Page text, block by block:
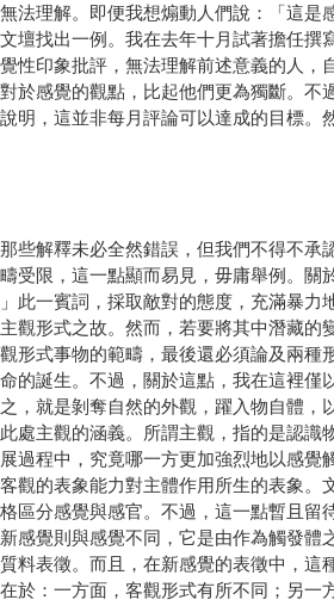
理解。即便我想煽動人們說：「這是
找出一例。我在去年十月試著擔任撰
印象批評，無法理解前述意義的人，
感覺的觀點，比起他們更為獨斷。不
，這並非每月評論可以達成的目標。
解釋未必全然錯誤，但我們不得不承
限，這一點顯而易見，毋庸舉例。關
一賓詞，採取敵對的態度，充滿暴力
形式之故。然而，若要將其中潛藏的
式事物的範疇，最後還必須論及兩種
誕生。不過，關於這點，我在這裡僅
，就是剝奪自然的外觀，躍入物自體
主觀的涵義。所謂主觀，指的是認識
程中，究竟哪一方更加強烈地以感覺
的表象能力對主體作用所生的表象。
分感覺與感官。不過，這一點暫且留
感覺則與感覺不同，它是由作為觸發
表徵。而且，在新感覺的表徵中，這
：一方面，客觀形式有所不同；另一